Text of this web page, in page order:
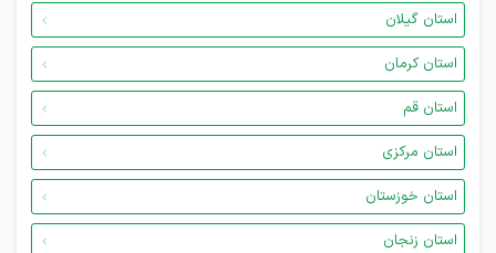
استان گیلان
استان کرمان
استان قم
استان مرکزی
استان خوزستان
استان زنجان